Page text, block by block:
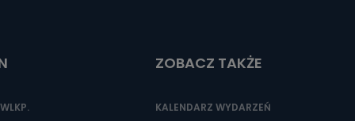
ZOBACZ TAKŻE
KALENDARZ WYDARZEŃ